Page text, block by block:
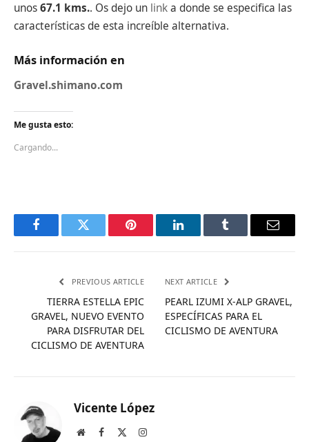
unos67.1 kms.. Os dejo un linka donde se especifica las
características de esta increíble alternativa.
Más información en
Gravel.shimano.com
Me gusta esto:
Cargando...
FacebookTwitter Pinterest LinkedInTumblr Email
PREVIOUS ARTICLE
TIERRA ESTELLA EPIC
GRAVEL, NUEVO EVENTO
PARA DISFRUTAR DEL
CICLISMO DE AVENTURA
NEXT ARTICLE
PEARL IZUMI X-ALP GRAVEL,
ESPECÍFICAS PARA EL
CICLISMO DE AVENTURA
Vicente López
WebsiteFacebook Instagram